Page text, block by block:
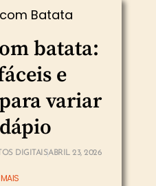
batata:
e
variar
DIGITAISABRIL 23, 2026